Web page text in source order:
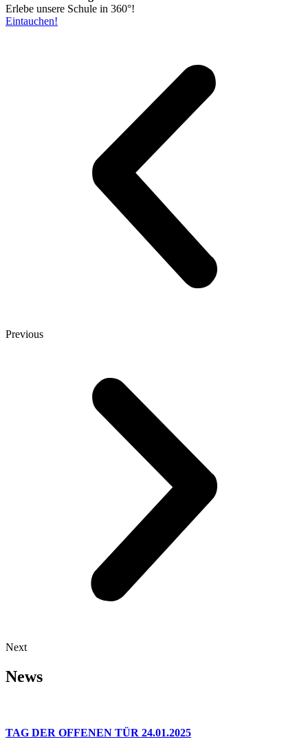
Erlebe unsere Schule in 360°!
Eintauchen!
Previous
Next
News
TAG DER OFFENEN TÜR 24.01.2025